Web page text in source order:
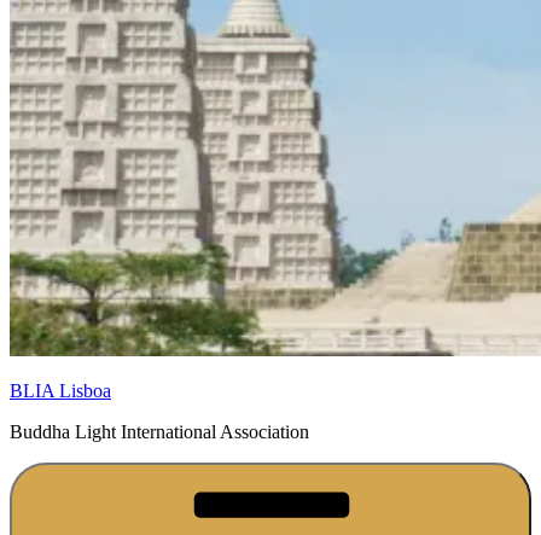
BLIA Lisboa
Buddha Light International Association